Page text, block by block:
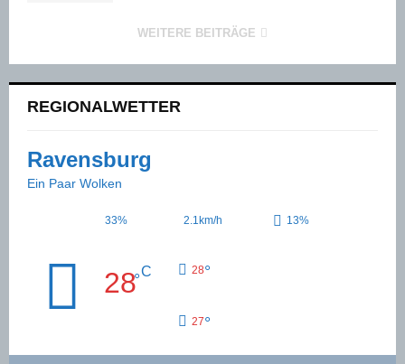
WEITERE BEITRÄGE
REGIONALWETTER
Ravensburg
Ein Paar Wolken
33% 2.1km/h 13%
28°C 28°
27°